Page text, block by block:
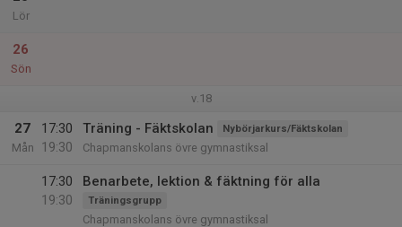
Lör
26
Sön
v.18
27
Mån
17:30
19:30
Träning - Fäktskolan Nybörjarkurs/Fäktskolan
Chapmanskolans övre gymnastiksal
17:30
19:30
Benarbete, lektion & fäktning för alla
Träningsgrupp
Chapmanskolans övre gymnastiksal